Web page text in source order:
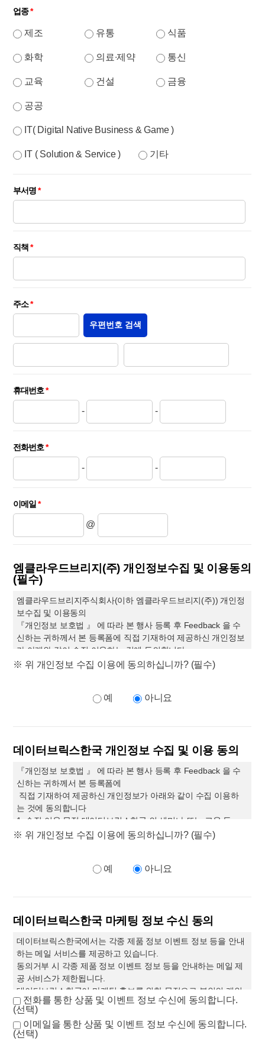
업종*
제조 유통 식품
화학 의료∙제약 통신
교육 건설 금융
공공
IT( Digital Native Business & Game )
IT ( Solution & Service ) 기타
부서명 *
직책 *
주소*
우편번호 검색
휴대번호 *
- -
전화번호*
- -
이메일 *
@
엠클라우드브리지(주) 개인정보수집 및 이용동의
(필수)
엠클라우드브리지주식회사(이하 엠클라우드브리지(주)) 개인정
보수집 및 이용동의
『개인정보 보호법 』 에 따라 본 행사 등록 후 Feedback 을 수
신하는 귀하께서 본 등록폼에 직접 기재하여 제공하신 개인정보
가 아래와 같이 수집 이용하는 것에 동의합니다.
1. 수집 이용 목적 엠클라우드브리지(주)의 세미나 또는 교육 등
개인정보 수집 이용에 관한 동의는 본 세미나 또는 교육의 참여
엠클라우드브리지(이하“ 당사”라고 함)는 개인정보보호법에 따
라 개인정보처리자가 준수하여야 할 관련 법령상의 개인정보보
하여 정보주체의 권익 보호에 최선을 다하고 있습니다.당사는
월 19일 부터 시행됩니다
있는 개인정보는 다음의 목적 이외의 용도로는 이용되지 않으며
이용 목적이 변경되는 경우에는 개인정보 보호법 제
조에 따라
별도의 동의를 받는 등 필요한 조치를 이행할 예정입니다.
1.민원 사무 처리
민원인의 신원 확인,민원사항 확인 ,사실 조사를 위한 연락 및 통
지
처리결과 통보 등을 목적으로 개인정보를 처리합니다
.
2. 재화 또는 서비스 제공
서비스 제공
정보를 처리합니다 .
3.마케팅 및 광고에의 활용
※ 위 개인정보 수집 이용에 동의하십니까? (필수)
예 아니요
데이터브릭스한국 개인정보 수집 및 이용 동의
『개인정보 보호법 』 에 따라 본 행사 등록 후 Feedback 을 수
신하는 귀하께서 본 등록폼에
직접 기재하여 제공하신 개인정보가 아래와 같이 수집 이용하
는 것에 동의합니다
1. 수집 이용 목적 데이터브릭스한국 의 세미나 또는 교육 등
록 상담 및 Feedback 수신
3. 보유 이용 기간 위 개인정보는 수집 이용에 관한 동의일로부
의 참여를 위하여 필수적입니다.
※ 위 개인정보 수집 이용에 동의하십니까? (필수)
예 아니요
데이터브릭스한국 마케팅 정보 수신 동의
데이터브릭스한국에서는 각종 제품 정보 이벤트 정보 등을 안내
하는 메일 서비스를 제공하고 있습니다.
동의거부 시 각종 제품 정보 이벤트 정보 등을 안내하는 메일 제
공 서비스가 제한됩니다.
데이터브릭스한국이 마케팅 홍보를 위한 목적으로 본인의 개인
정보를 수집 이용하는 것에 동의하십니까?
전화를 통한 상품 및 이벤트 정보 수신에 동의합니다.
(선택)
이메일을 통한 상품 및 이벤트 정보 수신에 동의합니다.
(선택)